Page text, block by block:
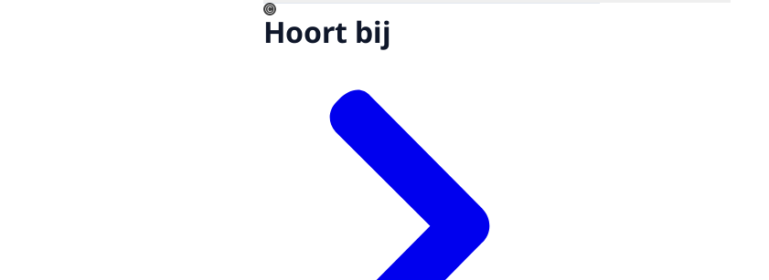
©
Hoort bij